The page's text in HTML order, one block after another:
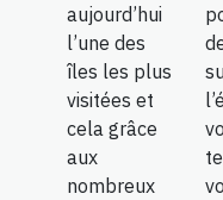
aujourd’hui
l’une des
îles les plus
visitées et
cela grâce
aux
nombreux